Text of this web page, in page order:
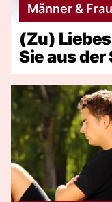
Männer &
(Zu)
Sie aus